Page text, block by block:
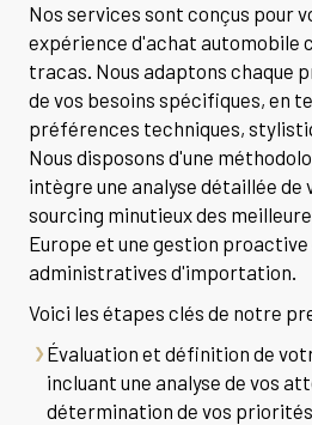
Nos services sont conçus pour
expérience d'achat automobile
tracas. Nous adaptons chaque
de vos besoins spécifiques, en
préférences techniques,
Nous disposons d'une
intègre une analyse détaillée de
sourcing minutieux des
Europe et une gestion
administratives d'importation.
Voici les étapes clés de notre
Évaluation et définition de
incluant une analyse de vos
détermination de vos